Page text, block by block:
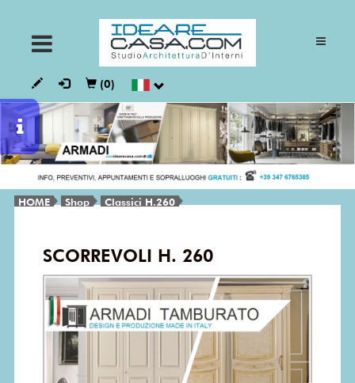
CUCINE
GIORNO
BAGNI
VESTALIA
(0)
HOME Shop Classici H.260
SCORREVOLI H. 260